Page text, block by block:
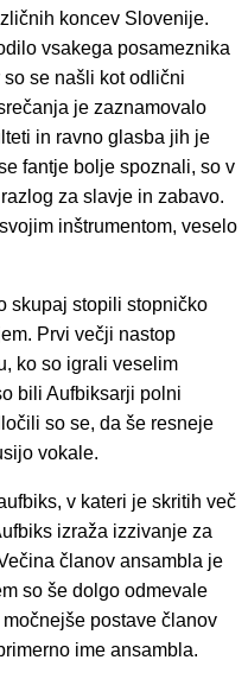
koncev Slovenije.
vsakega posameznika
se našli kot odlični
je zaznamovalo
in ravno glasba jih je
fantje bolje spoznali, so v
za slavje in zabavo.
inštrumentom, veselo
skupaj stopili stopničko
Prvi večji nastop
ko so igrali veselim
bili Aufbiksarji polni
so se, da še resneje
vokale.
v kateri je skritih več
izraža izzivanje za
članov ansambla je
so še dolgo odmevale
postave članov
ime ansambla.